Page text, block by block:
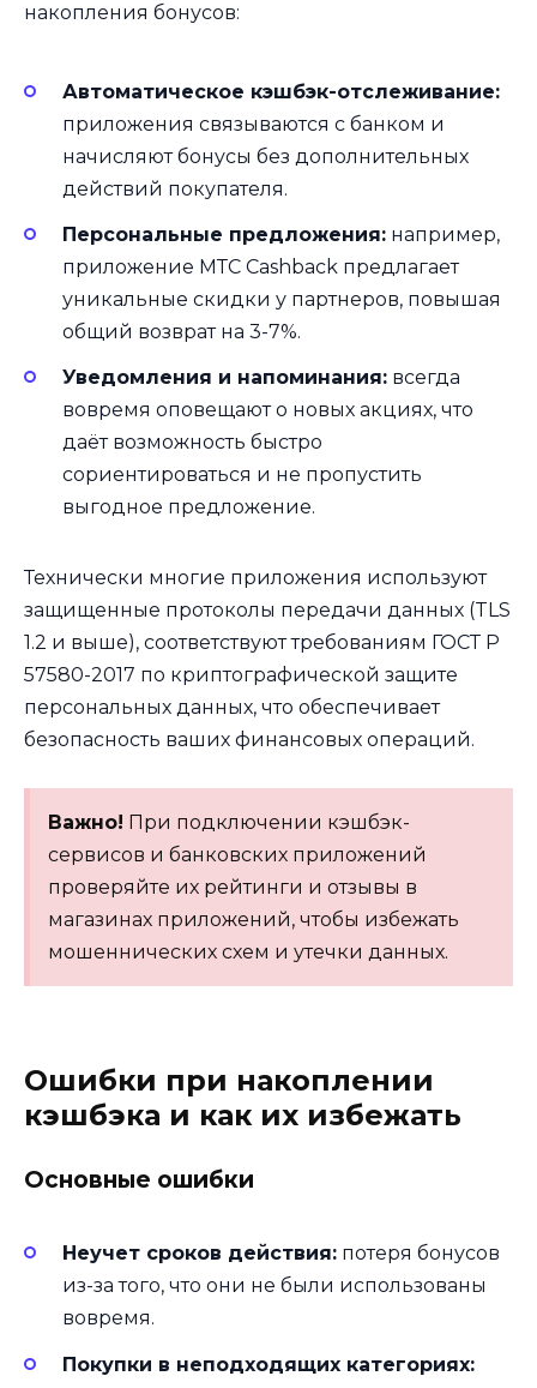
накопления бонусов:
Автоматическое кэшбэк-отслеживание:
приложения связываются с банком и
начисляют бонусы без дополнительных
действий покупателя.
Персональные предложения: например,
приложение МТС Cashback предлагает
уникальные скидки у партнеров, повышая
общий возврат на 3-7%.
Уведомления и напоминания: всегда
вовремя оповещают о новых акциях, что
даёт возможность быстро
сориентироваться и не пропустить
выгодное предложение.
Технически многие приложения используют
защищенные протоколы передачи данных (TLS
1.2 и выше), соответствуют требованиям ГОСТ Р
57580-2017 по криптографической защите
персональных данных, что обеспечивает
безопасность ваших финансовых операций.
Важно! При подключении кэшбэк-
сервисов и банковских приложений
проверяйте их рейтинги и отзывы в
магазинах приложений, чтобы избежать
мошеннических схем и утечки данных.
Ошибки при накоплении
кэшбэка и как их избежать
Основные ошибки
Неучет сроков действия: потеря бонусов
из-за того, что они не были использованы
вовремя.
Покупки в неподходящих категориях: